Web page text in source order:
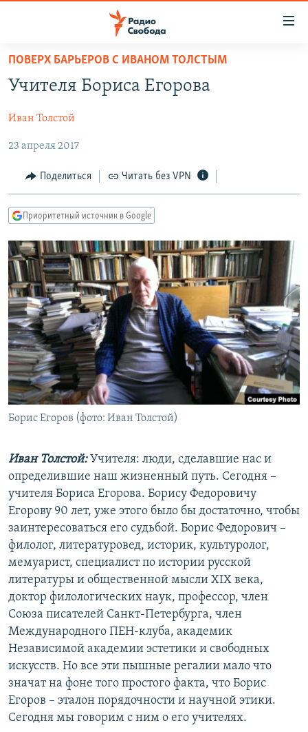
упрощенного
доступа
содержанию
Вернутся
главной
навигации
Вернутся
поиску
АВТОРСКИЕ ПРОЕКТЫ
ЦИТАТЫ СВОБОДЫ
МНЕНИЯ
КУЛЬТУРА
IDEL.РЕАЛИИ
КАВКАЗ.РЕАЛИИ
СЕВЕР.РЕАЛИИ
СИБИРЬ.РЕАЛИИ
РАСПИСАНИЕ ВЕЩАНИЯ
ПОДПИШИТЕСЬ НА РАССЫЛКУ
СОЦИАЛЬНЫЕ СЕТИ
Все сайты РСЕ/РС
ПОВЕРХ БАРЬЕРОВ С ИВАНОМ ТОЛСТЫМ
Учителя Бориса Егорова
Иван Толстой
23 апреля 2017
Поделиться Читать без VPN
Приоритетный источник в Google
Борис Егоров (фото: Иван Толстой)
Иван Толстой: Учителя: люди, сделавшие нас и
определившие наш жизненный путь. Сегодня –
учителя Бориса Егорова. Борису Федоровичу
Егорову 90 лет, уже этого было бы достаточно, чтобы
заинтересоваться его судьбой. Борис Федорович –
филолог, литературовед, историк, культуролог,
мемуарист, специалист по истории русской
литературы и общественной мысли ХІХ века,
доктор филологических наук, профессор, член
Союза писателей Санкт-Петербурга, член
Международного ПЕН-клуба, академик
Независимой академии эстетики и свободных
искусств. Но все эти пышные регалии мало что
значат на фоне того простого факта, что Борис
Егоров – эталон порядочности и научной этики.
Сегодня мы говорим с ним о его учителях.